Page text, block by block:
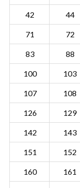
42 44
71 72
83 88
100 103
107 108
126 129
142 143
151 152
160 161
Sectie KRD00 M
Gemeente Kerkrade